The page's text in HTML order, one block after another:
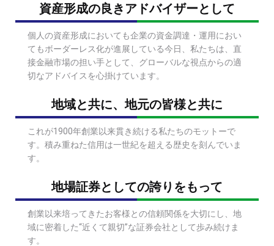
資産形成の良きアドバイザーとして
個人の資産形成においても企業の資金調達・運用におい
てもボーダーレス化が進展している今日、私たちは、直
接金融市場の担い手として、グローバルな視点からの適
切なアドバイスを心掛けています。
地域と共に、地元の皆様と共に
これが1900年創業以来貫き続ける私たちのモットーで
す。 積み重ねた信用は一世紀を超える歴史を刻んでいま
す。
地場証券としての誇りをもって
創業以来培ってきたお客様との信頼関係を大切にし、 地
域に密着した“近くて親切”な証券会社として歩み続けま
す。